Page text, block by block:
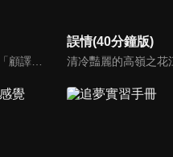
桀驁不馴的天之驕子「顧譯」和看似柔弱乖順的小白花「喬淨」，兩人秘密交往三年，白天是老闆和秘書，晚上是地下情人，但其實顧家早與白家定下娃娃親，喬淨毅然決然在他們訂婚當天離開南城回老家，顧譯以為喬淨提分手只是單純鬧脾氣，於是他用盡各種辦法挽留，殊不知喬淨的接近都是另有目的...
誤情(40分鐘版)